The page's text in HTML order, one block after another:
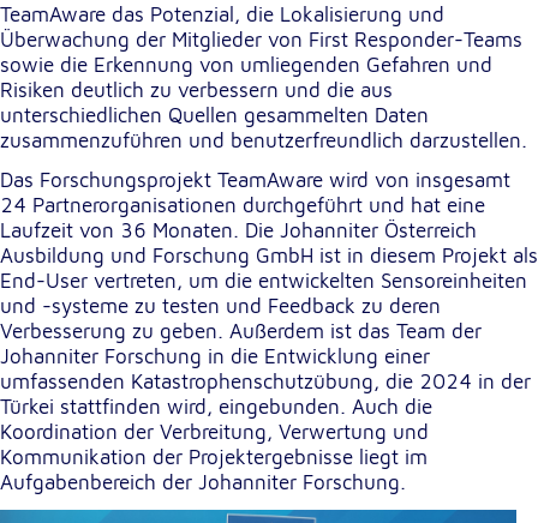
TeamAware das Potenzial, die Lokalisierung und
Überwachung der Mitglieder von First Responder-Teams
sowie die Erkennung von umliegenden Gefahren und
Risiken deutlich zu verbessern und die aus
unterschiedlichen Quellen gesammelten Daten
zusammenzuführen und benutzerfreundlich darzustellen.
Das Forschungsprojekt TeamAware wird von insgesamt
24 Partnerorganisationen durchgeführt und hat eine
Laufzeit von 36 Monaten. Die Johanniter Österreich
Ausbildung und Forschung GmbH ist in diesem Projekt als
End-User vertreten, um die entwickelten Sensoreinheiten
und -systeme zu testen und Feedback zu deren
Verbesserung zu geben. Außerdem ist das Team der
Johanniter Forschung in die Entwicklung einer
umfassenden Katastrophenschutzübung, die 2024 in der
Türkei stattfinden wird, eingebunden. Auch die
Koordination der Verbreitung, Verwertung und
Kommunikation der Projektergebnisse liegt im
Aufgabenbereich der Johanniter Forschung.
Google LLC
Zweck:
Einbinden von interaktiven Google Karten
Cookie Laufzeit: